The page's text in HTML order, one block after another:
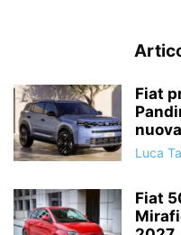
Fiat
Luca
Fiat